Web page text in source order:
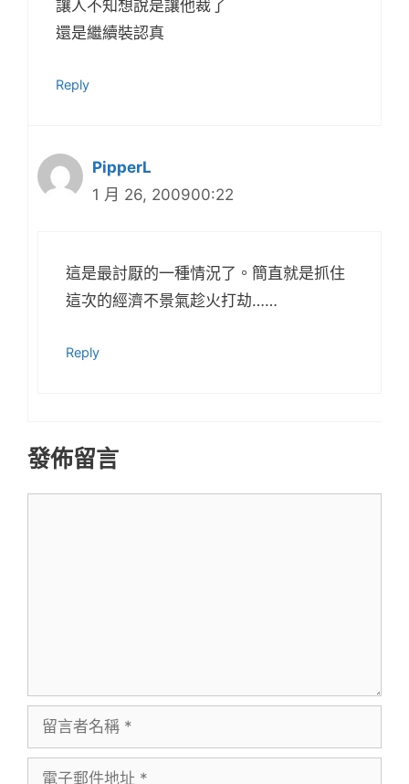
讓人不知想說是讓他裁了
還是繼續裝認真
Reply
PipperL
1 月 26, 200900:22
這是最討厭的一種情況了。簡直就是抓住
這次的經濟不景氣趁火打劫……
Reply
發佈留言
言